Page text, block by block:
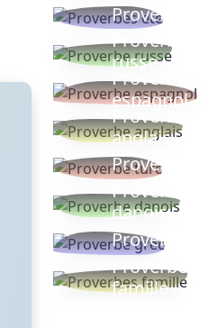
Proverbes ete
Proverbe
russe
Proverbe
espagnol
Proverbe
anglais
Proverbe turc
Proverbe
danois
Proverbe grec
Proverbes
famille